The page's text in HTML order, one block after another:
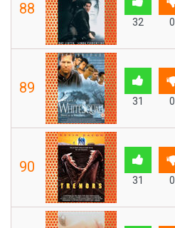
88
32 0
89
31 0
90
31 0